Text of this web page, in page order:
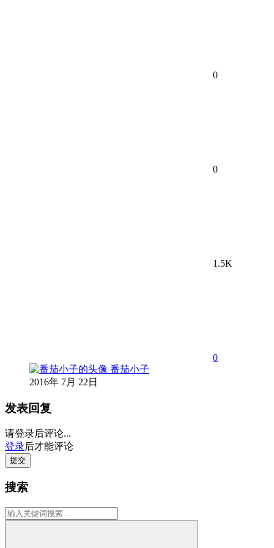
0
0
1.5K
0
番茄小子
2016年 7月 22日
发表回复
请登录后评论...
登录后才能评论
提交
搜索